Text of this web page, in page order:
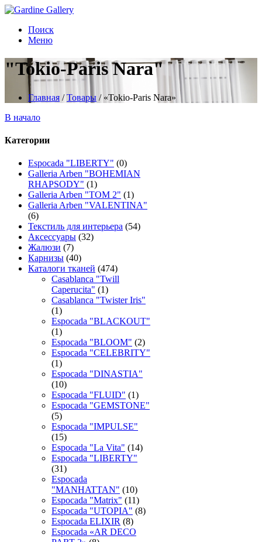
Поиск
Меню
"Tokio-Paris Nara"
Главная /Товары / «Tokio-Paris Nara»
В начало
Категории
Espocada "LIBERTY" (0)
Galleria Arben "BOHEMIAN
RHAPSODY" (1)
Galleria Arben "TOM 2" (1)
Galleria Arben "VALENTINA"
(6)
Текстиль для интерьера (54)
Аксессуары (32)
Жалюзи (7)
Карнизы (40)
Каталоги тканей (474)
Casablanca "Twill
Caperucita" (1)
Casablanca "Twister Iris"
(1)
Espocada "BLACKOUT"
(1)
Espocada "BLOOM" (2)
Espocada "CELEBRITY"
(1)
Espocada "DINASTIA"
(10)
Espocada "FLUID" (1)
Espocada "GEMSTONE"
(5)
Espocada "IMPULSE"
(15)
Espocada "La Vita" (14)
Espocada "LIBERTY"
(31)
Espocada
"MANHATTAN" (10)
Espocada "Matrix" (11)
Espocada "UTOPIA" (8)
Espocada ELIXIR (8)
Espocada «AR DECO